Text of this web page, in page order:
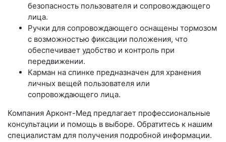
безопасность пользователя и сопровождающего
лица.
Ручки для сопровождающего оснащены тормозом
с возможностью фиксации положения, что
обеспечивает удобство и контроль при
передвижении.
Карман на спинке предназначен для хранения
личных вещей пользователя или
сопровождающего лица.
Компания Арконт-Мед предлагает профессиональные
консультации и помощь в выборе. Обратитесь к нашим
специалистам для получения подробной информации.